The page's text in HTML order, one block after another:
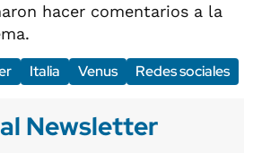
hacer comentarios a la
Italia Venus Redes sociales
Newsletter